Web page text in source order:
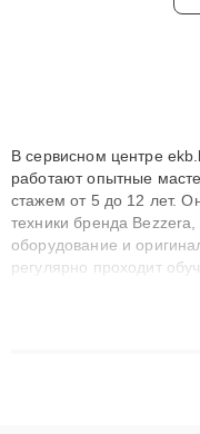
В сервисном центре
работают опытные
стажем от 5 до 12 лет.
техники бренда
оборудование и
регулярно проходит
технику с сохранением